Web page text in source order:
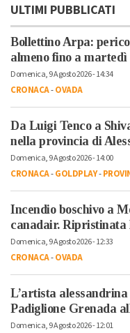
ULTIMI PUBBLICATI
Bollettino Arpa:
almeno fino a martedì
Domenica, 9 Agosto 2026 - 14:34
CRONACA-OVADA
Da Luigi Tenco a
nella provincia di
Domenica, 9 Agosto 2026 - 14:00
CRONACA-GOLDPLAY-
Incendio boschivo a
canadair. Ripristinata
Domenica, 9 Agosto 2026 - 12:33
CRONACA-OVADA
L’artista
Padiglione Grenada
Domenica, 9 Agosto 2026 - 12:01